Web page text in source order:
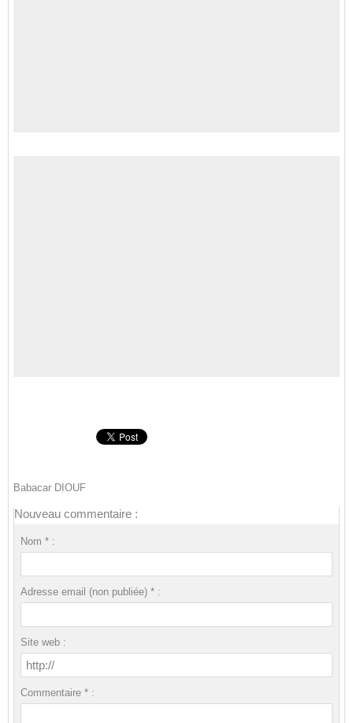
Babacar DIOUF
Nouveau commentaire :
Nom * :
Adresse email (non publiée) * :
Site web :
Commentaire * :